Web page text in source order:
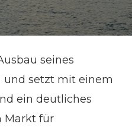
seines
und setzt mit einem
ein deutliches
Markt für